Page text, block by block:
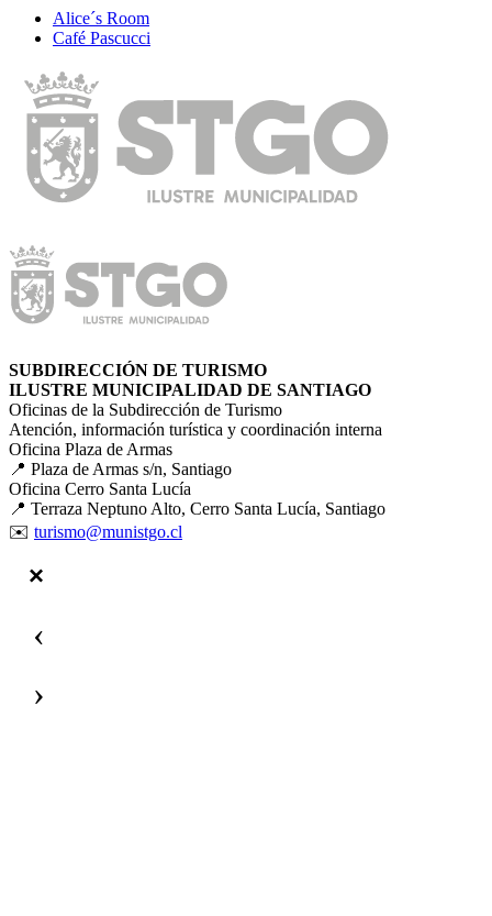
Alice´s Room
Café Pascucci
SUBDIRECCIÓN DE TURISMO
ILUSTRE MUNICIPALIDAD DE SANTIAGO
Oficinas de la Subdirección de Turismo
Atención, información turística y coordinación interna
Oficina Plaza de Armas
📍 Plaza de Armas s/n, Santiago
Oficina Cerro Santa Lucía
📍 Terraza Neptuno Alto, Cerro Santa Lucía, Santiago
✉️ turismo@munistgo.cl
‹
›